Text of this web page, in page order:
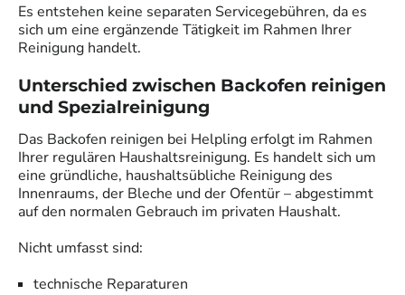
Es entstehen keine separaten Servicegebühren, da es
sich um eine ergänzende Tätigkeit im Rahmen Ihrer
Reinigung handelt.
Unterschied zwischen Backofen reinigen
und Spezialreinigung
Das Backofen reinigen bei Helpling erfolgt im Rahmen
Ihrer regulären Haushaltsreinigung. Es handelt sich um
eine gründliche, haushaltsübliche Reinigung des
Innenraums, der Bleche und der Ofentür – abgestimmt
auf den normalen Gebrauch im privaten Haushalt.
Nicht umfasst sind:
technische Reparaturen